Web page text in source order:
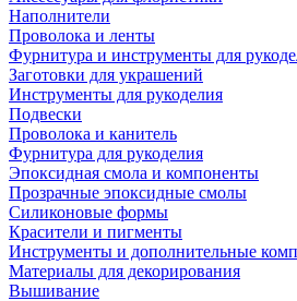
Наполнители
Проволока и ленты
Фурнитура и инструменты для
Заготовки для украшений
Инструменты для рукоделия
Подвески
Проволока и канитель
Фурнитура для рукоделия
Эпоксидная смола и компоненты
Прозрачные эпоксидные смолы
Силиконовые формы
Красители и пигменты
Инструменты и дополнительные
Материалы для декорирования
Вышивание